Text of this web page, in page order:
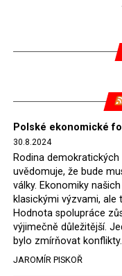
odbojového hnutí za
Wnukem má téměř
„podzemích”
publikace se stala
polském knižním
Během zkoumání
vyvstalo mnoho
se aktivně účastnili
nebo byli povražděni
počet lidí, kteří
podporu. Byli to
Polské ekonomické
30.8.2024
Rodina
uvědomuje, že bude
války. Ekonomiky
klasickými výzvami, ale
Hodnota spolupráce
výjimečně důležitější.
bylo zmírňovat konflikty.
JAROMÍR PISKOŘ